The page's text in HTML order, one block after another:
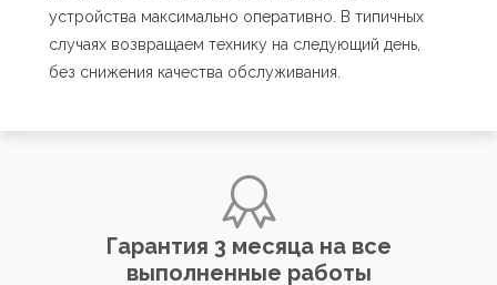
устройства максимально оперативно. В типичных
случаях возвращаем технику на следующий день,
без снижения качества обслуживания.
Гарантия 3 месяца на все
выполненные работы